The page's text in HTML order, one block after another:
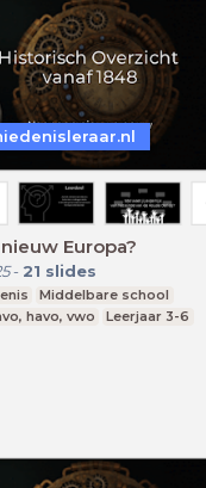
nieuw Europa?
- 21 slides
Middelbare school
havo, vwo
Leerjaar 3-6